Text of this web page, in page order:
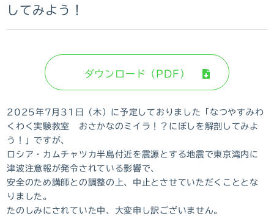
してみよう！
ダウンロード（PDF）
2025年7月31日（木）に予定しておりました「なつやすみわ
くわく実験教室 おさかなのミイラ！？にぼしを解剖してみよ
う！」ですが、
ロシア・カムチャツカ半島付近を震源とする地震で東京湾内に
津波注意報が発令されている影響で、
安全のため講師との調整の上、中止とさせていただくこととな
りました。
たのしみにされていた中、大変申し訳ございません。